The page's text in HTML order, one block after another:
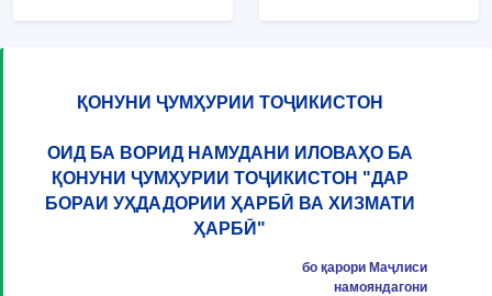
ҚОНУНИ ҶУМҲУРИИ ТОҶИКИСТОН
ОИД БА ВОРИД НАМУДАНИ ИЛОВАҲО БА
ҚОНУНИ ҶУМҲУРИИ ТОҶИКИСТОН "ДАР
БОРАИ УҲДАДОРИИ ҲАРБӢ ВА ХИЗМАТИ
ҲАРБӢ"
бо қарори Маҷлиси
намояндагони